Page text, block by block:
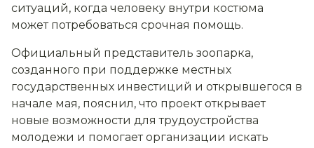
ситуаций, когда человеку внутри костюма
может потребоваться срочная помощь.
Официальный представитель зоопарка,
созданного при поддержке местных
государственных инвестиций и открывшегося в
начале мая, пояснил, что проект открывает
новые возможности для трудоустройства
молодежи и помогает организации искать